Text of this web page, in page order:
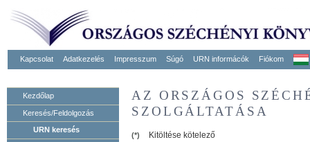
Kapcsolat Adatkezelés Impresszum Súgó URN informácók Fiókom
Kezdőlap
Keresés/Feldolgozás
URN keresés
AZ ORSZÁGOS
SZOLGÁLTATÁSA
(*)
Kitöltése kötelező